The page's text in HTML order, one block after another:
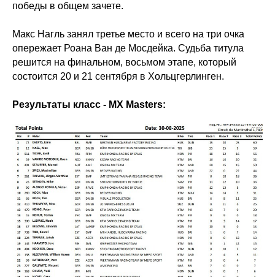
победы в общем зачете.
Макс Нагль занял третье место и всего на три очка
опережает Роана Ван де Мосдейка. Судьба титула
решится на финальном, восьмом этапе, который
состоится 20 и 21 сентября в Хольцгерлинген.
Результаты класс - МХ Masters: